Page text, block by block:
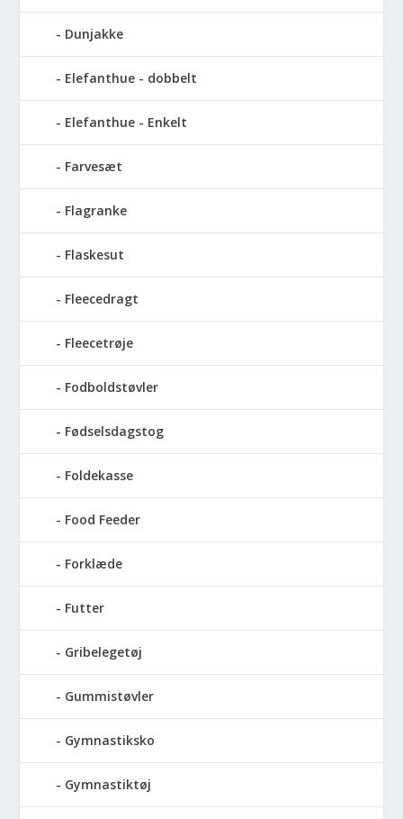
Dunjakke
Elefanthue - dobbelt
Elefanthue - Enkelt
Farvesæt
Flagranke
Flaskesut
Fleecedragt
Fleecetrøje
Fodboldstøvler
Fødselsdagstog
Foldekasse
Food Feeder
Forklæde
Futter
Gribelegetøj
Gummistøvler
Gymnastiksko
Gymnastiktøj